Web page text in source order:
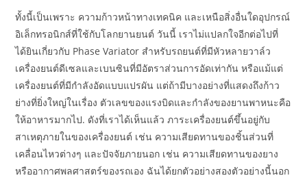
ทั้งนี้เป็นเพราะ ความก้าวหน้าทางเทคนิค และเหนือสิ่งอื่นใดอุปกรณ์
อิเล็กทรอนิกส์ที่ใช้กับโลกยานยนต์ วันนี้ เราไม่แปลกใจอีกต่อไปที่
ได้ยินเกี่ยวกับ Phase Variator สำหรับรถยนต์ที่มีหัวหลายวาล์ว
เครื่องยนต์ดีเซลและเบนซินที่มีอัตราส่วนการอัดเท่ากัน หรือแม้แต่
เครื่องยนต์ที่มีกำลังอัดแบบแปรผัน แต่ถ้ามีบางอย่างที่แสดงถึงก้าว
ย่างที่ยิ่งใหญ่ในเรื่อง ตัวเลขของแรงบิดและกำลังของยานพาหนะคือ
ให้อาหารมากไป. ดังที่เราได้เห็นแล้ว ภาระเครื่องยนต์ขึ้นอยู่กับ
สาเหตุภายในของเครื่องยนต์ เช่น ความเสียดทานของชิ้นส่วนที่
เคลื่อนไหวต่างๆ และปัจจัยภายนอก เช่น ความเสียดทานของยาง
หรืออากาศพลศาสตร์ของรถเอง ฉันได้ยกตัวอย่างสองตัวอย่างนี้นอก